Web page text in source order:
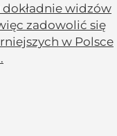
widzów
zadowolić się
w Polsce